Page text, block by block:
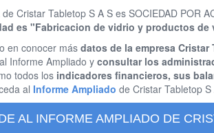
Cristar Tabletop S A S es SOCIEDAD POR
es "Fabricacion de vidrio y productos de
en conocer más datos de la empresa Cristar
Informe Ampliado y consultar los
todos los indicadores financieros, sus
al Informe Ampliado de Cristar Tabletop S
AL INFORME AMPLIADO DE